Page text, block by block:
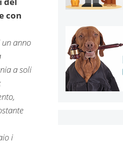
con
anno
a soli
i